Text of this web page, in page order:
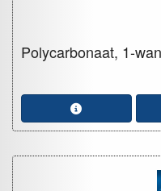
Polycarbonaat, 1-